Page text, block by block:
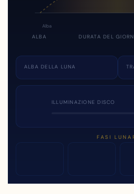
Alba
ALBA DURATA DEL
ALBA DELLA LUNA
ILLUMINAZIONE DISCO
FASI